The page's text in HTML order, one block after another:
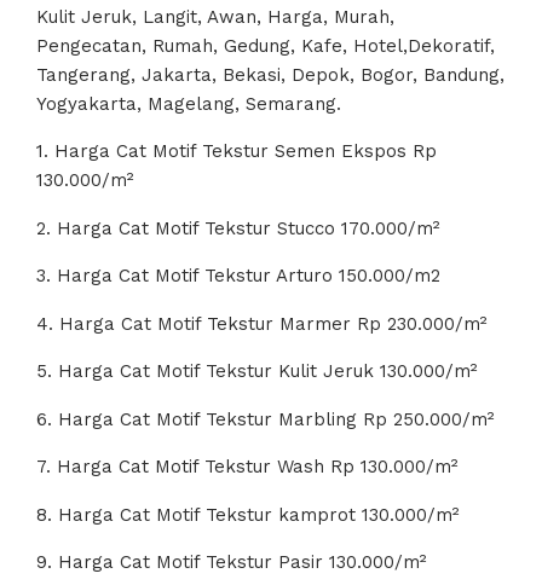
Kulit Jeruk, Langit, Awan, Harga, Murah,
Pengecatan, Rumah, Gedung, Kafe, Hotel,Dekoratif,
Tangerang, Jakarta, Bekasi, Depok, Bogor, Bandung,
Yogyakarta, Magelang, Semarang.
1. Harga Cat Motif Tekstur Semen Ekspos Rp
130.000/m²
2. Harga Cat Motif Tekstur Stucco 170.000/m²
3. Harga Cat Motif Tekstur Arturo 150.000/m2
4. Harga Cat Motif Tekstur Marmer Rp 230.000/m²
5. Harga Cat Motif Tekstur Kulit Jeruk 130.000/m²
6. Harga Cat Motif Tekstur Marbling Rp 250.000/m²
7. Harga Cat Motif Tekstur Wash Rp 130.000/m²
8. Harga Cat Motif Tekstur kamprot 130.000/m²
9. Harga Cat Motif Tekstur Pasir 130.000/m²